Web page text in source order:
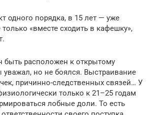
одного порядка, в 15 лет — уже
только «вместе сходить в кафешку»,
быть расположен к открытому
уважал, но не боялся. Выстраивание
причинно-следственных связей… У
только к 21–25 годам
лобные доли. То есть